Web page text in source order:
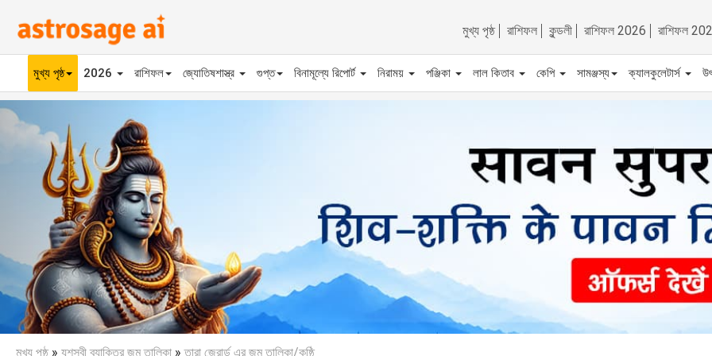
মুখ্য পৃষ্ঠ রাশিফল কুন্ডলী রাশিফল 2026 রাশিফল
মুখ্য পৃষ্ঠ 2026 রাশিফল জ্যোতিষশাস্ত্র গুপ্ত বিনামূল্যে রিপোর্ট নিরাময় পঞ্জিকা লাল কিতাব কেপি সামঞ্জস্য ক্যালকুলেটার্স
Previous
মুখ্য পৃষ্ঠ » যশস্বী ব্যাক্তির জন্ম তালিকা »তারা জেরার্ড এর জন্ম তালিকা/কুষ্ঠি